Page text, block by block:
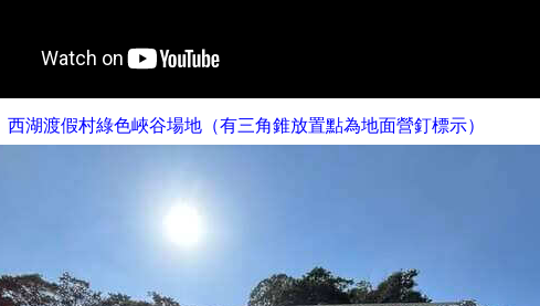
西湖渡假村綠色峽谷場地 （有三角錐放置點為地面營釘標示）